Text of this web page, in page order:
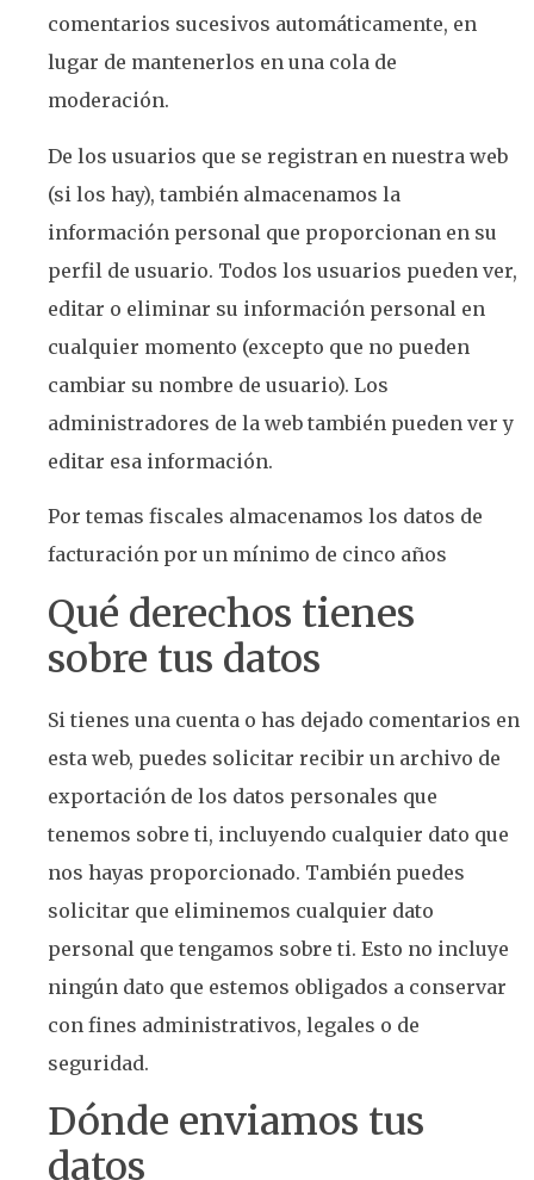
comentarios sucesivos automáticamente, en
lugar de mantenerlos en una cola de
moderación.
De los usuarios que se registran en nuestra web
(si los hay), también almacenamos la
información personal que proporcionan en su
perfil de usuario. Todos los usuarios pueden ver,
editar o eliminar su información personal en
cualquier momento (excepto que no pueden
cambiar su nombre de usuario). Los
administradores de la web también pueden ver y
editar esa información.
Por temas fiscales almacenamos los datos de
facturación por un mínimo de cinco años
Qué derechos tienes
sobre tus datos
Si tienes una cuenta o has dejado comentarios en
esta web, puedes solicitar recibir un archivo de
exportación de los datos personales que
tenemos sobre ti, incluyendo cualquier dato que
nos hayas proporcionado. También puedes
solicitar que eliminemos cualquier dato
personal que tengamos sobre ti. Esto no incluye
ningún dato que estemos obligados a conservar
con fines administrativos, legales o de
seguridad.
Dónde enviamos tus
datos